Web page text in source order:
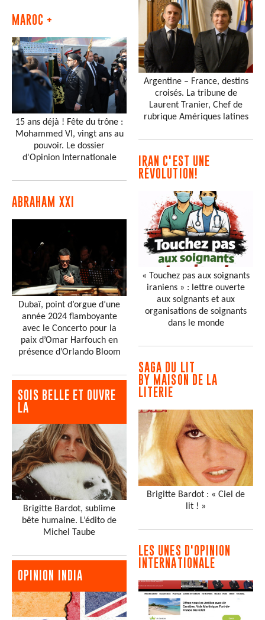
MAROC +
15 ans déjà ! Fête du trône :
Mohammed VI, vingt ans au
pouvoir. Le dossier
d'Opinion Internationale
ABRAHAM XXI
Dubaï, point d’orgue d’une
année 2024 flamboyante
avec le Concerto pour la
paix d’Omar Harfouch en
présence d’Orlando Bloom
SOIS BELLE ET OUVRE
LA
Brigitte Bardot, sublime
bête humaine. L’édito de
Michel Taube
OPINION INDIA
Argentine – France, destins
croisés. La tribune de
Laurent Tranier, Chef de
rubrique Amériques latines
IRAN C'EST UNE
RÉVOLUTION!
« Touchez pas aux soignants
iraniens » : lettre ouverte
aux soignants et aux
organisations de soignants
dans le monde
SAGA DU LIT
BY MAISON DE LA
LITERIE
Brigitte Bardot : « Ciel de
lit ! »
LES UNES D'OPINION
INTERNATIONALE